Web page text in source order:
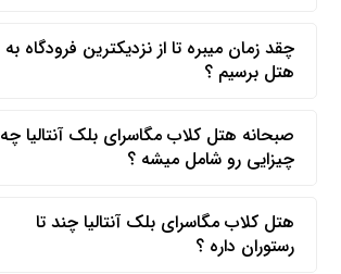
چقد زمان میبره تا از نزدیکترین فرودگاه به
هتل برسیم ؟
صبحانه هتل کلاب مگاسرای بلک آنتالیا چه
چیزایی رو شامل میشه ؟
هتل کلاب مگاسرای بلک آنتالیا چند تا
رستوران داره ؟